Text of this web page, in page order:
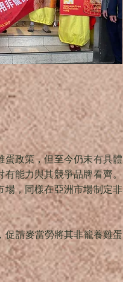
蛋政策，但至今仍未有具體
有能力與其競爭品牌看齊。
場，同樣在亞洲市場制定非
促請麥當勞將其非籠養雞蛋